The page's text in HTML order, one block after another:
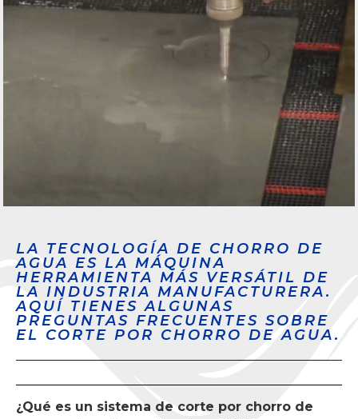
LA TECNOLOGÍA DE CHORRO DE
AGUA ES LA MÁQUINA
HERRAMIENTA MÁS VERSÁTIL DE
LA INDUSTRIA MANUFACTURERA.
AQUÍ TIENES ALGUNAS
PREGUNTAS FRECUENTES SOBRE
EL CORTE POR CHORRO DE AGUA.
¿Qué es un sistema de corte por chorro de